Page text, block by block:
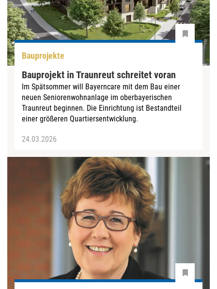
Bauprojekte
Bauprojekt in Traunreut schreitet voran
Im Spätsommer will Bayerncare mit dem Bau einer
neuen Seniorenwohnanlage im oberbayerischen
Traunreut beginnen. Die Einrichtung ist Bestandteil
einer größeren Quartiersentwicklung.
24.03.2026